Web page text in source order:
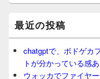
最近の投稿
chatgptで、ボドゲカ
トが分かっている感あ
ウォッカでファイヤ